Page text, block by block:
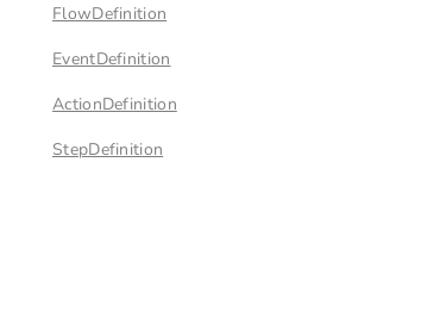
FlowDefinition
EventDefinition
ActionDefinition
StepDefinition